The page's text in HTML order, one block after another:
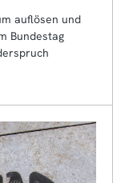
auflösen und
Bundestag